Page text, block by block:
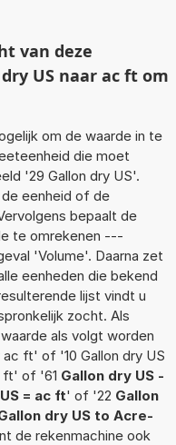
van deze
US naar ac ft om
om de waarde in te
die moet
'29 Gallon dry US'.
de eenheid of de
bepaalt de
te omrekenen ---
'Volume'. Daarna zet
eenheden die bekend
lijst vindt u
zocht. Als
als volgt worden
ft' of '10 Gallon dry US
ft' of '61 Gallon dry US -
= ac ft' of '22 Gallon
dry US to Acre-
de rekenmachine ook